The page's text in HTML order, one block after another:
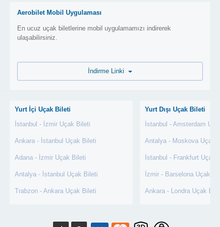
Aerobilet Mobil Uygulaması
En ucuz uçak biletlerine mobil uygulamamızı indirerek
ulaşabilirsiniz.
Yurt İçi Uçak Bileti
İstanbul - İzmir Uçak Bileti
Ankara - İstanbul Uçak Bileti
Adana - İzmir Uçak Bileti
Antalya - İstanbul Uçak Bileti
Trabzon - Ankara Uçak Bileti
Yurt Dışı Uçak Bileti
İstanbul - Amsterdam
Antalya - Moskova Uçak
İstanbul - Frankfurt Uçak
İzmir - Barselona Uçak
Ankara - Londra Uçak